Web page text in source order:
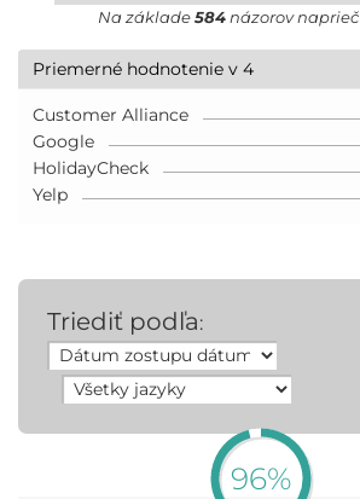
Na základe584 názorov naprieč
Priemerné hodnotenie v 4
Customer Alliance
Google
HolidayCheck
Yelp
Triediť podľa:
96%